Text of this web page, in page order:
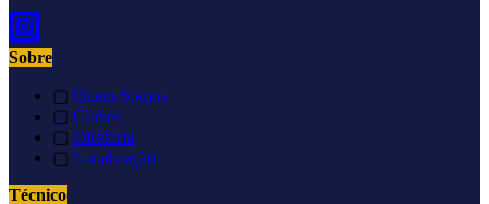
Sobre
▢ Quem Somos
▢ Clubes
▢ Diretoria
▢ Localização
Técnico